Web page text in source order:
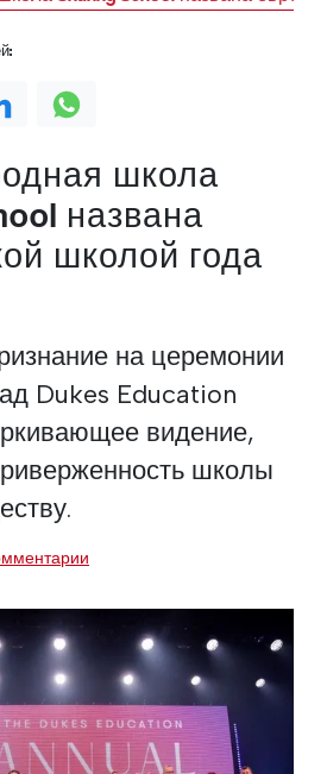
школа
названа
школой года
на церемонии
Dukes Education
видение,
школы